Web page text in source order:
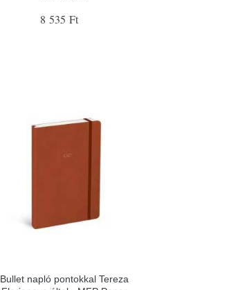
8 535 Ft
Bullet napló pontokkal Tereza